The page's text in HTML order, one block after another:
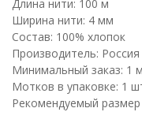
Длина нити: 100 м
Ширина нити: 4 мм
Состав: 100% хлопок
Производитель: Россия
Минимальный заказ: 1
Мотков в упаковке: 1
Рекомендуемый